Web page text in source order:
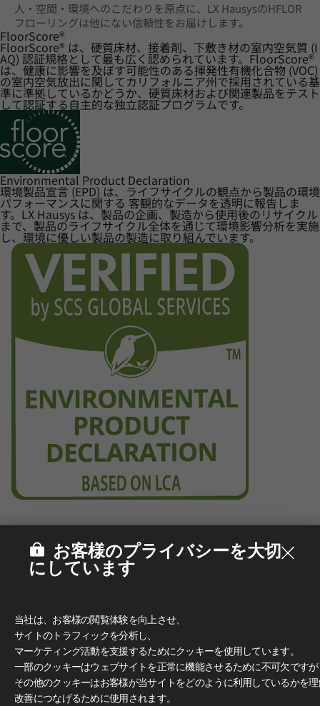
人・空間・環境へのこだわりを原点に、LX HausysのHFLOR
フローリングは他にない信頼性をお届けします。
FloorScore®
FloorScore® は、硬質床材、接着剤、下敷き材の室内空気質 (I
AQ) 認証規格として最も広く認められています。FloorScore®
は、健康に影響を及ぼす可能性のある揮発性有機化合物 (VOC)
の室内空気放出に関してカリフォルニア州で採用されている基
準に準拠しているかどうか、硬質床材および関連製品をテスト
して認証する自主的な独立認証プログラムです。
Environmental Product Declaration
環境製品宣言 (EPD) は、ライフサイクルの観点から製品の環境
パフォーマンスに関する 客観的なデータを透明に報告しま
す。LX Hausys は、製品の企画、製造から使用後のリサイクル
まで、製品のライフサイクル全体を通じて環境影響分析を実施
し、環境に優しい製品の製造に取り組んでいます。
お客様のプライバシーを大切
にしています
当社は、お客様の閲覧体験を向上させ、
サイトのトラフィックを分析し、
マーケティング活動を支援するためにクッキーを使用しています。
一部のクッキーはウェブサイトを正常に機能させるために不可欠です
その他のクッキーはお客様が当サイトをどのように利用しているかを
改善につなげるために使用されます。